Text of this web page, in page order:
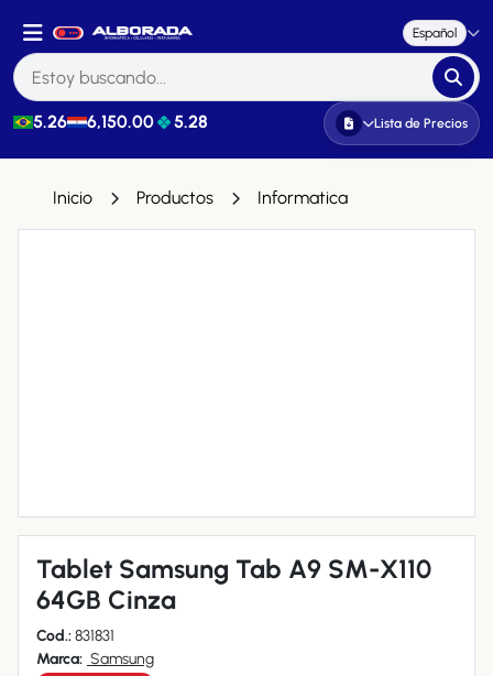
Español
5.26 6,150.00 5.28 Lista de Precios
Inicio Productos Informatica
Tablet Samsung Tab A9 SM-X110
64GB Cinza
Cod.:831831
Marca: Samsung